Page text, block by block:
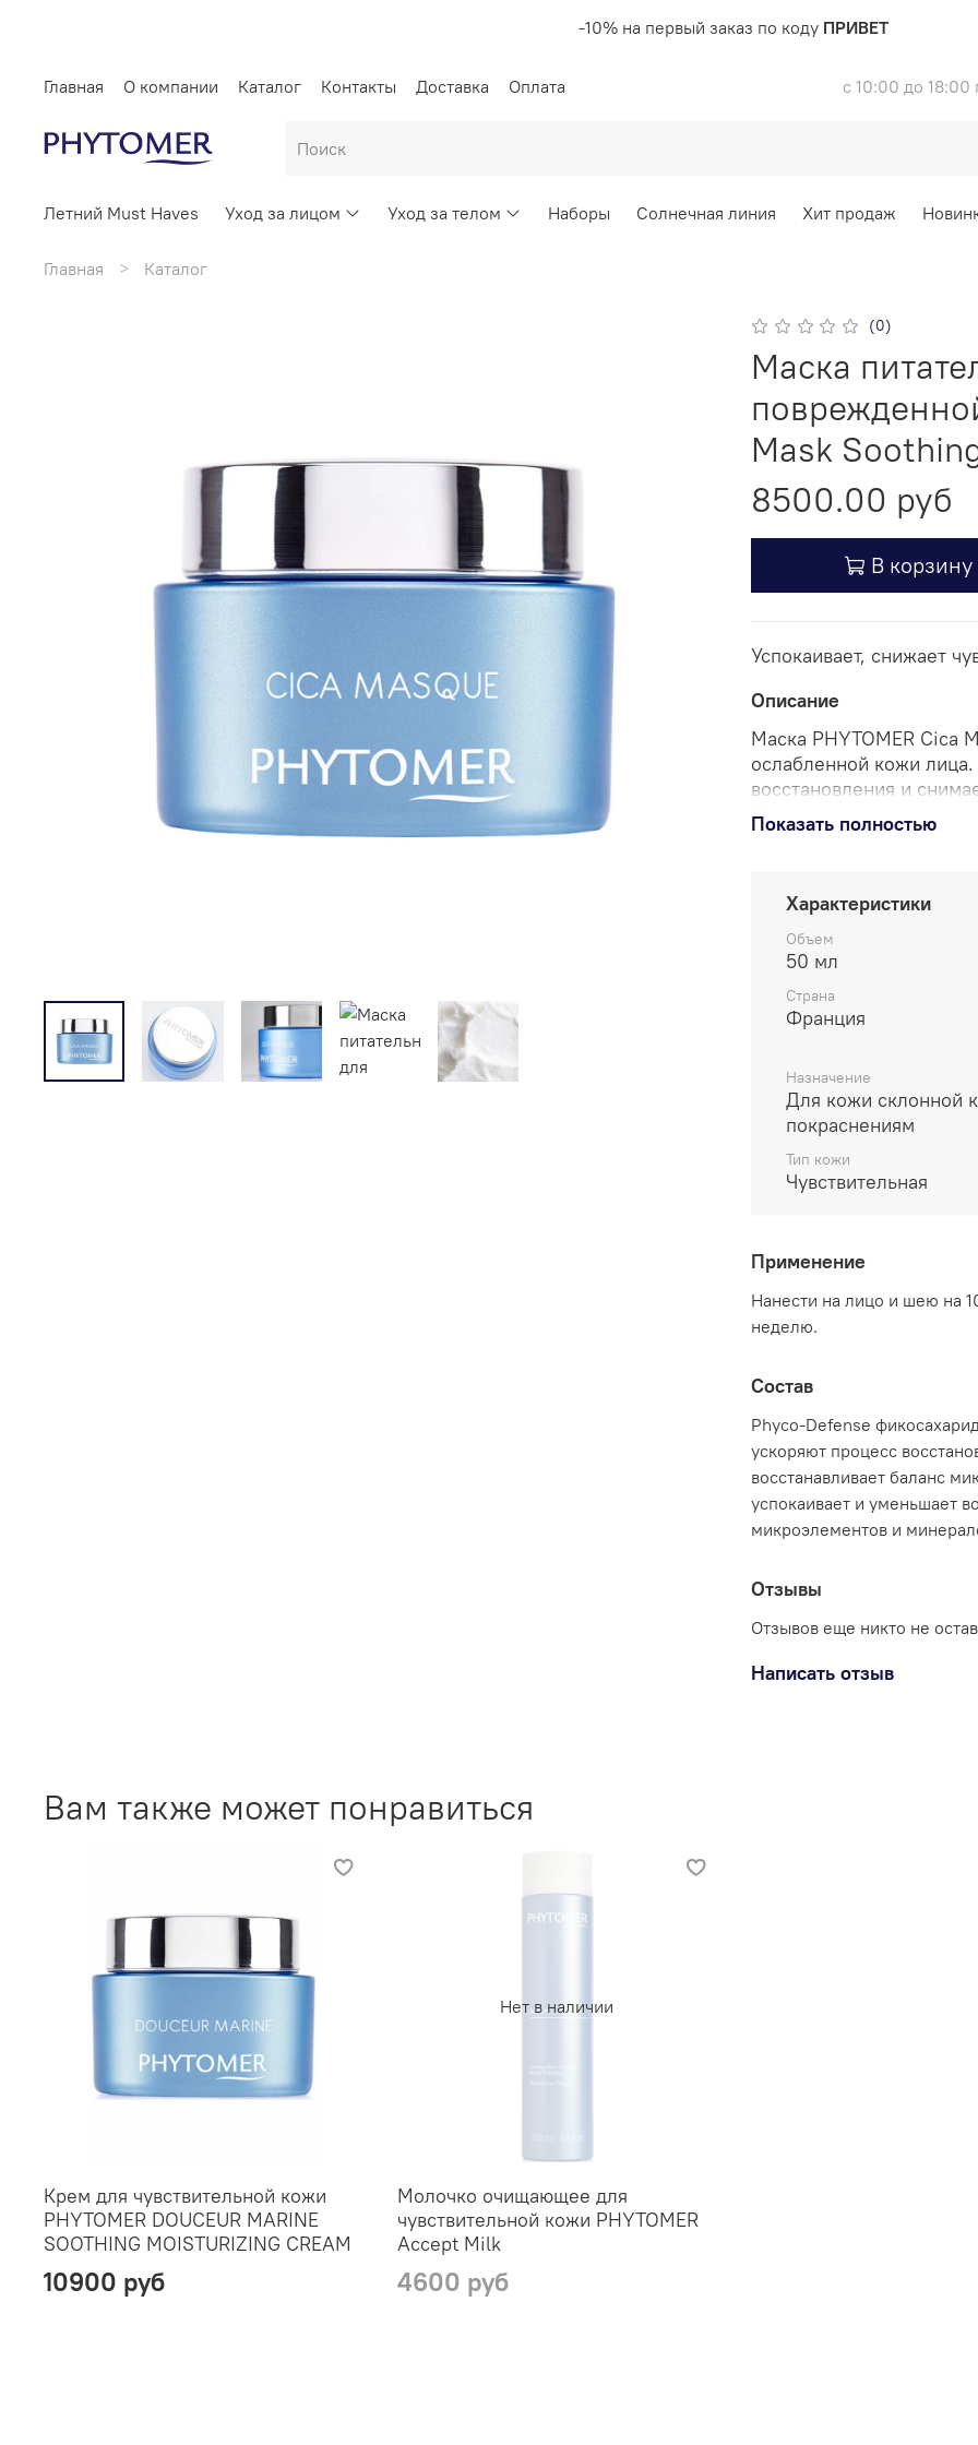
-10% на первый заказ по коду ПРИВЕТ
Главная О компании Каталог Контакты Доставка Оплата с 10:00 до 18:00
Летний Must Haves Уход за лицом Уход за телом Наборы Солнечная линия Хит продаж
Главная Каталог
(0)
Маска
Mask
8500.00 руб
В корзину
Успокаивает, снижает
Описание
Маска PHYTOMER Cica
ослабленной кожи
восстановления и
комплекс и морскую
смойте. Объем 50 мл из
кожи!
Показать полностью
Характеристики
Объем
50 мл
Страна
Франция
Назначение
Для кожи склонной к
покраснениям
Тип кожи
Чувствительная
Применение
Нанести на лицо и шею на
неделю.
Состав
Phyco-Defense
ускоряют процесс
восстанавливает баланс
успокаивает и уменьшает
микроэлементов и
Отзывы
Отзывов еще никто не
Написать отзыв
Вам также может понравиться
Крем для чувствительной кожи
PHYTOMER DOUCEUR MARINE
SOOTHING MOISTURIZING CREAM
10900 руб
Нет в наличии
Молочко очищающее для
чувствительной кожи PHYTOMER
Accept Milk
4600 руб